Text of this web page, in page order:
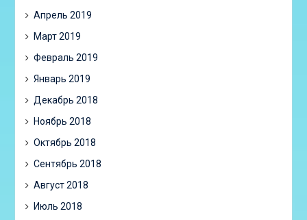
Апрель 2019
Март 2019
Февраль 2019
Январь 2019
Декабрь 2018
Ноябрь 2018
Октябрь 2018
Сентябрь 2018
Август 2018
Июль 2018